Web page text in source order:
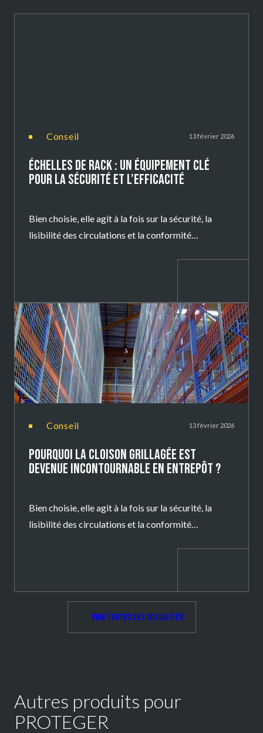
conseil 13 février 2026
ÉCHELLES DE RACK : UN ÉQUIPEMENT CLÉ
POUR LA SÉCURITÉ ET L’EFFICACITÉ
Bien choisie, elle agit à la fois sur la sécurité, la
lisibilité des circulations et la conformité
conseil 13 février 2026
POURQUOI LA CLOISON GRILLAGÉE EST
DEVENUE INCONTOURNABLE EN ENTREPÔT ?
Bien choisie, elle agit à la fois sur la sécurité, la
lisibilité des circulations et la conformité
Voir toutes les actualités
Autres produits pour
PROTEGER